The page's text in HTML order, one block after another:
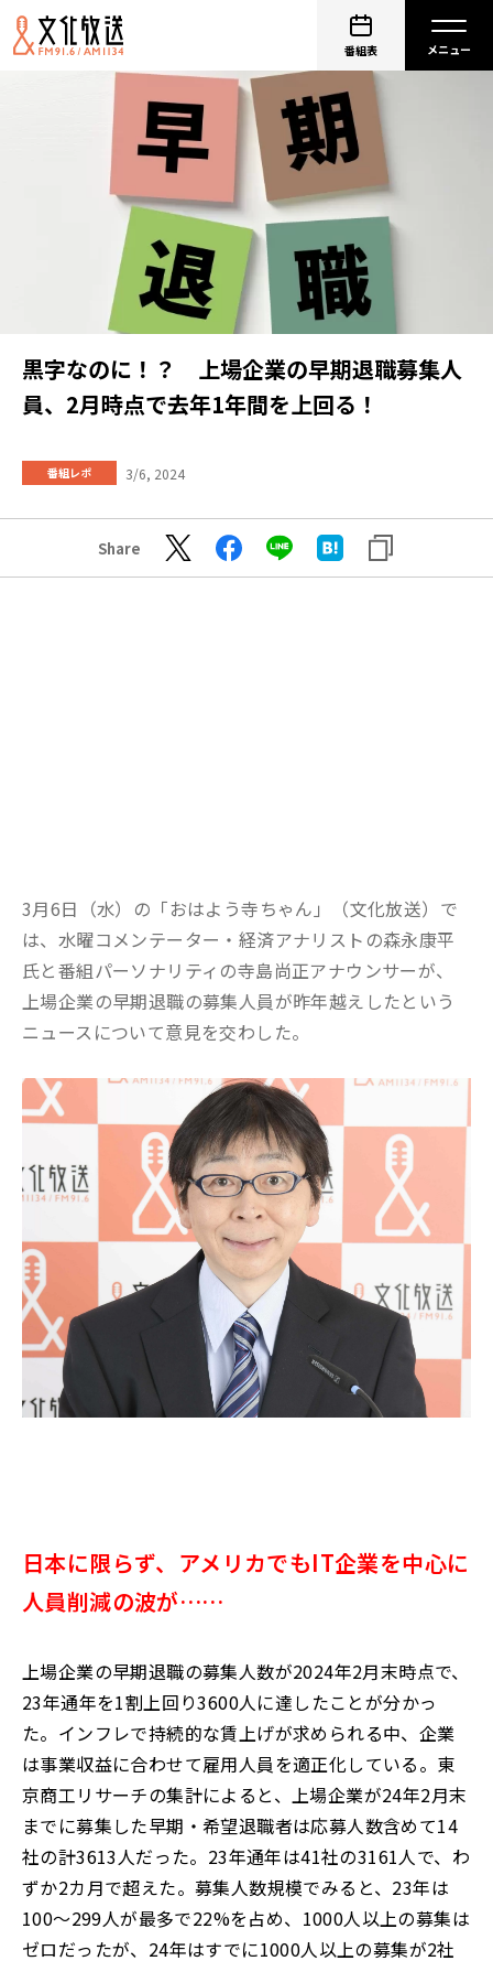
番組表
黒字なのに！？ 上場企業の早期退職募集人
員、2月時点で去年1年間を上回る！
番組レポ 3/6, 2024
Share
3月6日（水）の「おはよう寺ちゃん」（文化放送）で
は、水曜コメンテーター・経済アナリストの森永康平
氏と番組パーソナリティの寺島尚正アナウンサーが、
上場企業の早期退職の募集人員が昨年越えしたという
ニュースについて意見を交わした。
日本に限らず、アメリカでもIT企業を中心に
人員削減の波が……
上場企業の早期退職の募集人数が2024年2月末時点で、
23年通年を1割上回り3600人に達したことが分かっ
た。インフレで持続的な賃上げが求められる中、企業
は事業収益に合わせて雇用人員を適正化している。東
京商工リサーチの集計によると、上場企業が24年2月末
までに募集した早期・希望退職者は応募人数含めて14
社の計3613人だった。23年通年は41社の3161人で、わ
ずか2カ月で超えた。募集人数規模でみると、23年は
100～299人が最多で22%を占め、1000人以上の募集は
ゼロだったが、24年はすでに1000人以上の募集が2社